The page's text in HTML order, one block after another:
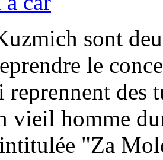
sont
le
des
vieil homme
"Za